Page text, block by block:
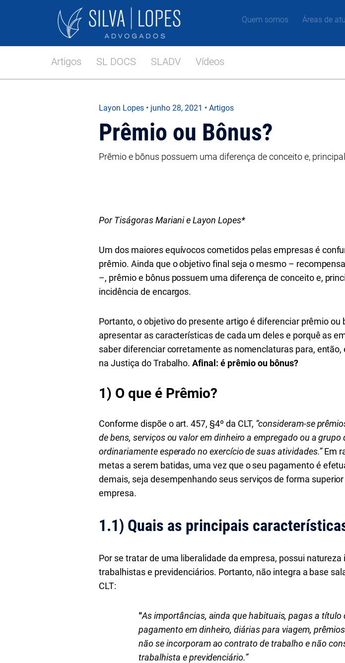
Quem somos Áreas de
Artigos SL DOCS SLADV Vídeos
Layon Lopes • junho 28, 2021 • Artigos
Prêmio ou Bônus?
Prêmio e bônus possuem uma diferença de conceito e,
Por Tiságoras Mariani e Layon Lopes*
Um dos maiores equívocos cometidos pelas empresas é
prêmio. Ainda que o objetivo final seja o mesmo –
–, prêmio e bônus possuem uma diferença de conceito e,
incidência de encargos.
Portanto, o objetivo do presente artigo é diferenciar prêmio ou
apresentar as características de cada um deles e porquê as
saber diferenciar corretamente as nomenclaturas para, então,
na Justiça do Trabalho.Afinal: é prêmio ou bônus?
1) O que é Prêmio?
Conforme dispõe o art. 457, §4º da CLT, “consideram-se
de bens, serviços ou valor em dinheiro a empregado ou a
ordinariamente esperado no exercício de suas atividades.”Em
metas a serem batidas, uma vez que o seu pagamento é
demais, seja desempenhando seus serviços de forma
empresa.
1.1) Quais as principais
Por se tratar de uma liberalidade da empresa, possui
trabalhistas e previdenciários. Portanto, não integra a base
CLT:
“As importâncias, ainda que habituais, pagas a
pagamento em dinheiro, diárias para viagem,
não se incorporam ao contrato de trabalho e não
trabalhista e previdenciário.”